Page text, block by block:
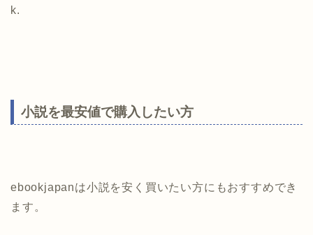
k.
小説を最安値で購入したい方
ebookjapanは小説を安く買いたい方にもおすすめでき
ます。